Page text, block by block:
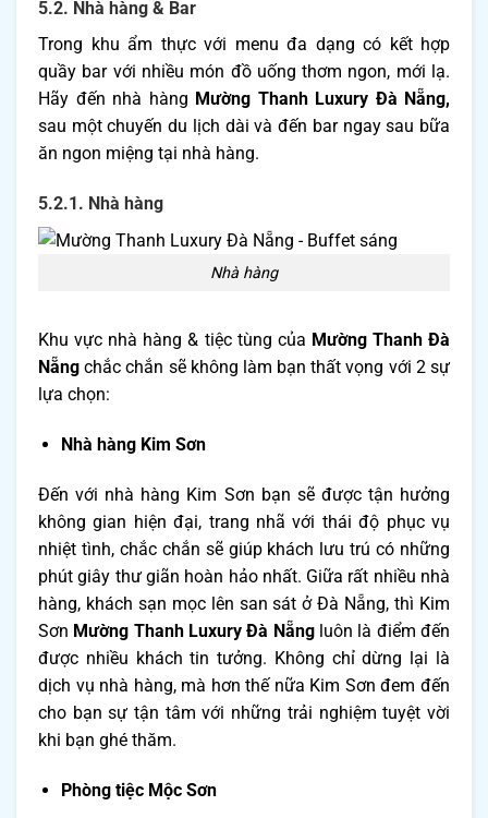
5.2. Nhà hàng & Bar
Trong khu ẩm thực với menu đa dạng có kết hợp
quầy bar với nhiều món đồ uống thơm ngon, mới lạ.
Hãy đến nhà hàng Mường Thanh Luxury Đà Nẵng,
sau một chuyến du lịch dài và đến bar ngay sau bữa
ăn ngon miệng tại nhà hàng.
5.2.1. Nhà hàng
Nhà hàng
Khu vực nhà hàng & tiệc tùng của Mường Thanh Đà
Nẵng chắc chắn sẽ không làm bạn thất vọng với 2 sự
lựa chọn:
Nhà hàng Kim Sơn
Đến với nhà hàng Kim Sơn bạn sẽ được tận hưởng
không gian hiện đại, trang nhã với thái độ phục vụ
nhiệt tình, chắc chắn sẽ giúp khách lưu trú có những
phút giây thư giãn hoàn hảo nhất. Giữa rất nhiều nhà
hàng, khách sạn mọc lên san sát ở Đà Nẵng, thì Kim
Sơn Mường Thanh Luxury Đà Nẵngluôn là điểm đến
được nhiều khách tin tưởng. Không chỉ dừng lại là
dịch vụ nhà hàng, mà hơn thế nữa Kim Sơn đem đến
cho bạn sự tận tâm với những trải nghiệm tuyệt vời
khi bạn ghé thăm.
Phòng tiệc Mộc Sơn